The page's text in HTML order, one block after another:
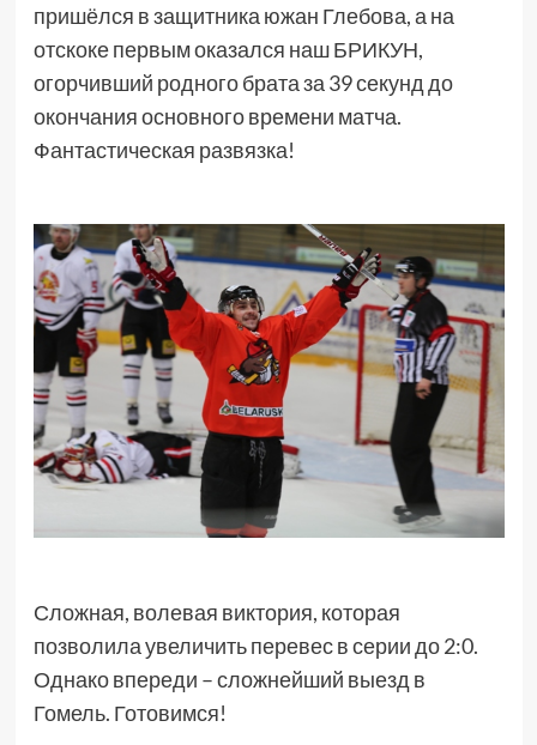
пришёлся в защитника южан Глебова, а на
отскоке первым оказался наш БРИКУН,
огорчивший родного брата за 39 секунд до
окончания основного времени матча.
Фантастическая развязка!
Сложная, волевая виктория, которая
позволила увеличить перевес в серии до 2:0.
Однако впереди – сложнейший выезд в
Гомель. Готовимся!